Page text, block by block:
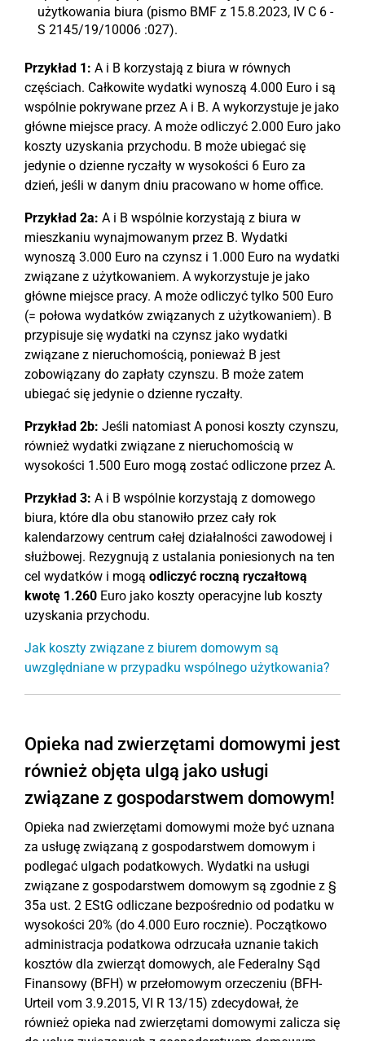
użytkowania biura (pismo BMF z 15.8.2023, IV C 6 -
S 2145/19/10006 :027).
Przykład 1: A i B korzystają z biura w równych
częściach. Całkowite wydatki wynoszą 4.000 Euro i są
wspólnie pokrywane przez A i B. A wykorzystuje je jako
główne miejsce pracy. A może odliczyć 2.000 Euro jako
koszty uzyskania przychodu. B może ubiegać się
jedynie o dzienne ryczałty w wysokości 6 Euro za
dzień, jeśli w danym dniu pracowano w home office.
Przykład 2a: A i B wspólnie korzystają z biura w
mieszkaniu wynajmowanym przez B. Wydatki
wynoszą 3.000 Euro na czynsz i 1.000 Euro na wydatki
związane z użytkowaniem. A wykorzystuje je jako
główne miejsce pracy. A może odliczyć tylko 500 Euro
(= połowa wydatków związanych z użytkowaniem). B
przypisuje się wydatki na czynsz jako wydatki
związane z nieruchomością, ponieważ B jest
zobowiązany do zapłaty czynszu. B może zatem
ubiegać się jedynie o dzienne ryczałty.
Przykład 2b: Jeśli natomiast A ponosi koszty czynszu,
również wydatki związane z nieruchomością w
wysokości 1.500 Euro mogą zostać odliczone przez A.
Przykład 3: A i B wspólnie korzystają z domowego
biura, które dla obu stanowiło przez cały rok
kalendarzowy centrum całej działalności zawodowej i
służbowej. Rezygnują z ustalania poniesionych na ten
cel wydatków i mogą odliczyć roczną ryczałtową
kwotę 1.260 Euro jako koszty operacyjne lub koszty
uzyskania przychodu.
Jak koszty związane z biurem domowym są
uwzględniane w przypadku wspólnego użytkowania?
Opieka nad zwierzętami domowymi jest
również objęta ulgą jako usługi
związane z gospodarstwem domowym!
Opieka nad zwierzętami domowymi może być uznana
za usługę związaną z gospodarstwem domowym i
podlegać ulgach podatkowych. Wydatki na usługi
związane z gospodarstwem domowym są zgodnie z §
35a ust. 2 EStG odliczane bezpośrednio od podatku w
wysokości 20% (do 4.000 Euro rocznie). Początkowo
administracja podatkowa odrzucała uznanie takich
kosztów dla zwierząt domowych, ale Federalny Sąd
Finansowy (BFH) w przełomowym orzeczeniu (BFH-
Urteil vom 3.9.2015, VI R 13/15) zdecydował, że
również opieka nad zwierzętami domowymi zalicza się